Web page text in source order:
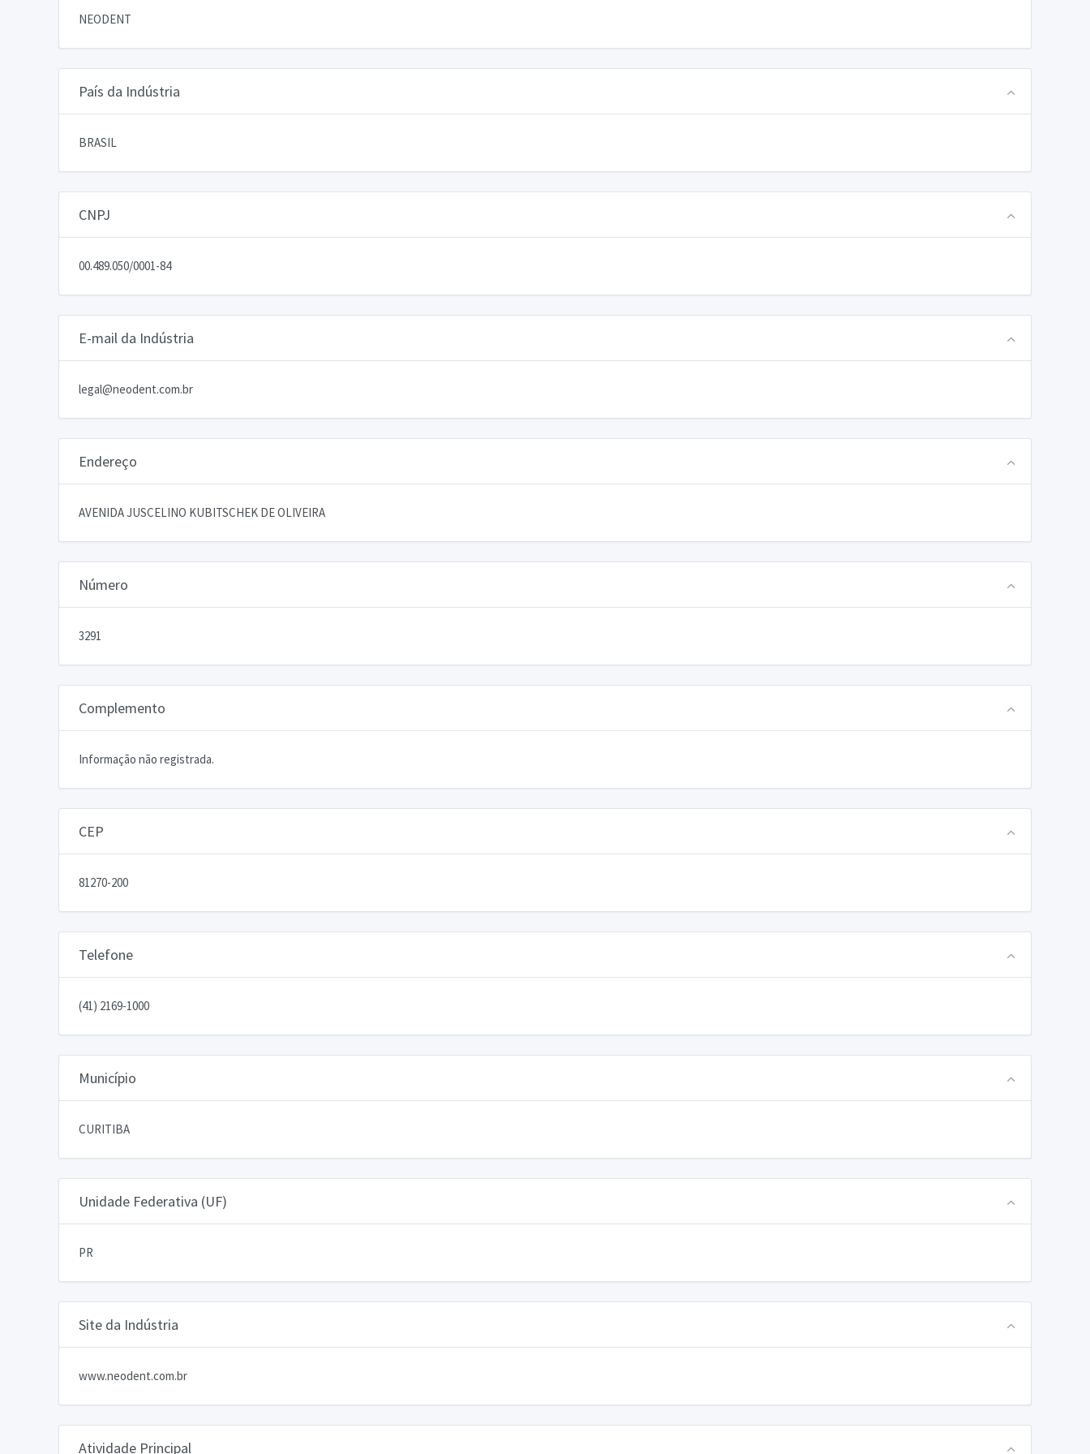
NEODENT
País da Indústria
BRASIL
CNPJ
00.489.050/0001-84
E-mail da Indústria
legal@neodent.com.br
Endereço
AVENIDA JUSCELINO KUBITSCHEK DE OLIVEIRA
Número
3291
Complemento
Informação não registrada.
CEP
81270-200
Telefone
(41) 2169-1000
Município
CURITIBA
Unidade Federativa (UF)
PR
Site da Indústria
www.neodent.com.br
Atividade Principal